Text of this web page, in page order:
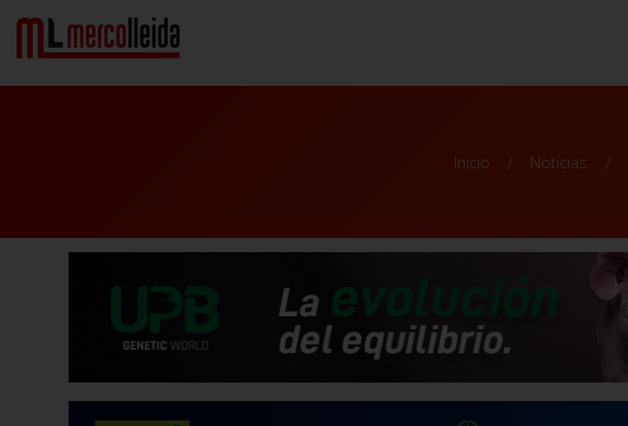
Inicio Noticias